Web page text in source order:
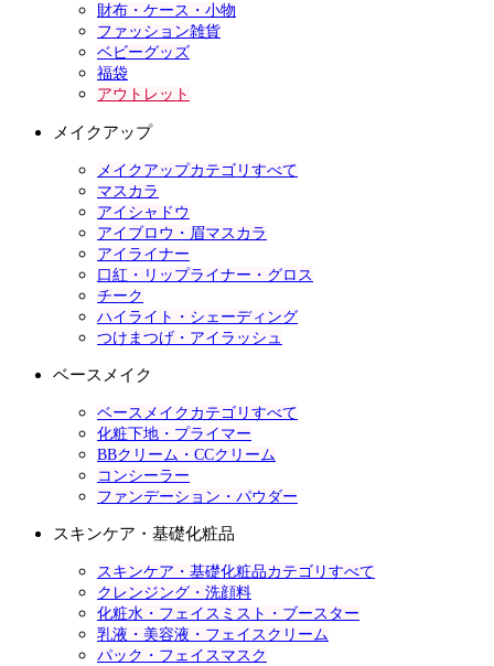
財布・ケース・小物
ファッション雑貨
ベビーグッズ
福袋
アウトレット
メイクアップ
メイクアップカテゴリすべて
マスカラ
アイシャドウ
アイブロウ・眉マスカラ
アイライナー
口紅・リップライナー・グロス
チーク
ハイライト・シェーディング
つけまつげ・アイラッシュ
ベースメイク
ベースメイクカテゴリすべて
化粧下地・プライマー
BBクリーム・CCクリーム
コンシーラー
ファンデーション・パウダー
スキンケア・基礎化粧品
スキンケア・基礎化粧品カテゴリすべて
クレンジング・洗顔料
化粧水・フェイスミスト・ブースター
乳液・美容液・フェイスクリーム
パック・フェイスマスク